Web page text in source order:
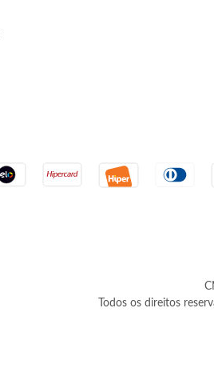
Todos os direitos